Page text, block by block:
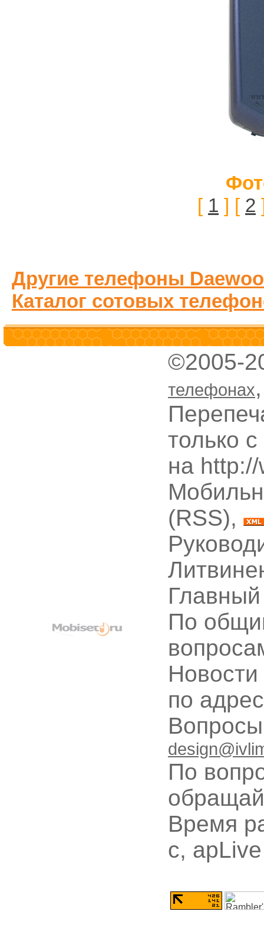
[ 1 ] [ 2
Другие телефоны
Каталог сотовых
©2005-
телефонах
только
на
(RSS),
По
по
По
Время
с,